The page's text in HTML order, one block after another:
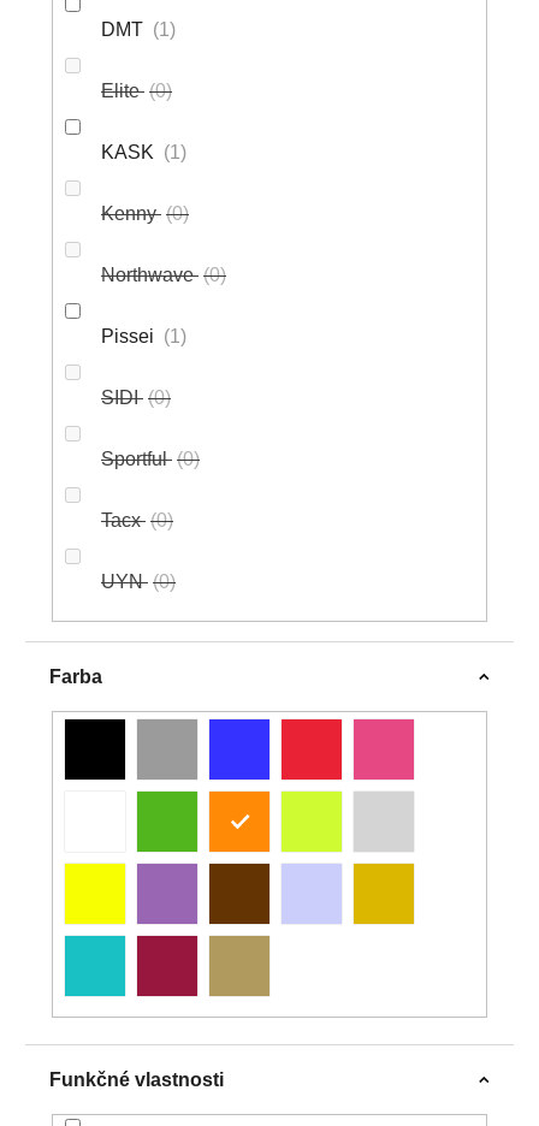
DMT 1
Elite 0
KASK 1
Kenny 0
Northwave 0
Pissei 1
SIDI 0
Sportful 0
Tacx 0
UYN 0
Farba
Funkčné vlastnosti